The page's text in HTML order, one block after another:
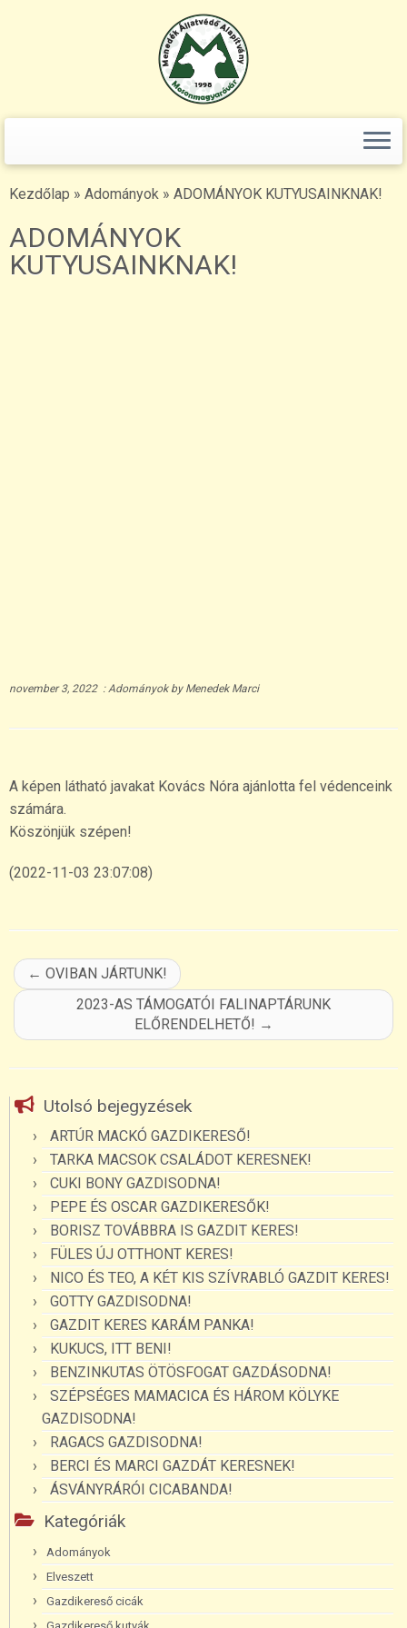
to
Kezdőlap » Adományok » ADOMÁNYOK KUTYUSAINKNAK!
ADOMÁNYOK
KUTYUSAINKNAK!
november 3, 2022:Adományok by Menedek Marci
A képen látható javakat Kovács Nóra ajánlotta fel védenceink
számára.
Köszönjük szépen!
(2022-11-03 23:07:08)
← OVIBAN JÁRTUNK!
2023-AS TÁMOGATÓI FALINAPTÁRUNK
ELŐRENDELHETŐ! →
Utolsó bejegyzések
ARTÚR MACKÓ GAZDIKERESŐ!
TARKA MACSOK CSALÁDOT KERESNEK!
CUKI BONY GAZDISODNA!
PEPE ÉS OSCAR GAZDIKERESŐK!
BORISZ TOVÁBBRA IS GAZDIT KERES!
FÜLES ÚJ OTTHONT KERES!
NICO ÉS TEO, A KÉT KIS SZÍVRABLÓ GAZDIT KERES!
GOTTY GAZDISODNA!
GAZDIT KERES KARÁM PANKA!
KUKUCS, ITT BENI!
BENZINKUTAS ÖTÖSFOGAT GAZDÁSODNA!
SZÉPSÉGES MAMACICA ÉS HÁROM KÖLYKE
GAZDISODNA!
RAGACS GAZDISODNA!
BERCI ÉS MARCI GAZDÁT KERESNEK!
ÁSVÁNYRÁRÓI CICABANDA!
Kategóriák
Adományok
Elveszett
Gazdikereső cicák